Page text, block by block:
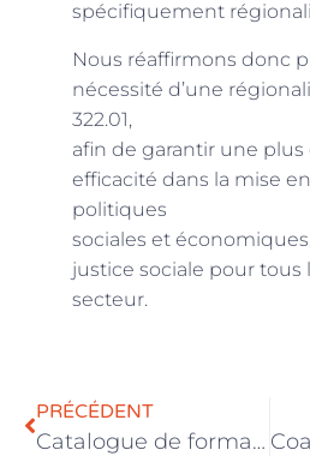
spécifiquement
Nous réaffirmons donc
nécessité d’une
322.01,
afin de garantir une
efficacité dans la mise
politiques
sociales et
justice sociale pour tous
secteur.
PRÉCÉDENT
Catalogue de formation 2025